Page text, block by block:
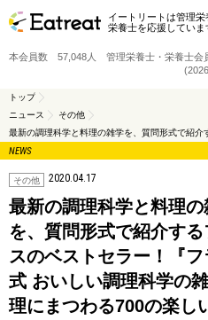
イートリートは管理栄
栄養士を応援していま
本会員数 57,048人 管理栄養士・栄養士会
トップ
ニュース
その他
NEWS
その他 2020.04.17
最新の調理科学と料理の
を、質問形式で紹介する
スのベストセラー！『フ
式 おいしい調理科学の
理にまつわる700の楽し